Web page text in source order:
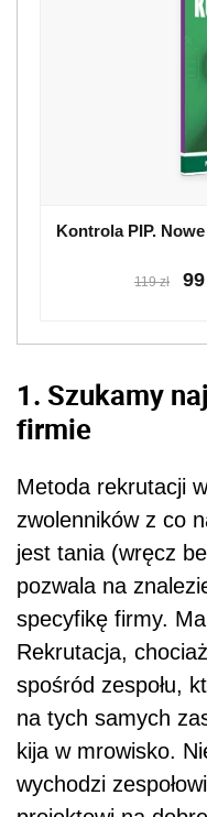
Kontrola PIP.
119 zł 99
1. Szukamy
firmie
Metoda rekrutacji
zwolenników z co
jest tania (wręcz
pozwala na
specyfikę firmy.
Rekrutacja,
spośród zespołu,
na tych samych
kija w mrowisko.
wychodzi